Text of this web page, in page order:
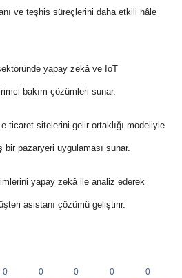
ve teşhis süreçlerini daha etkili hâle
yapay zekâ ve IoT
bakım çözümleri sunar.
e-ticaret sitelerini gelir ortaklığı modeliyle
pazaryeri uygulaması sunar.
yapay zekâ ile analiz ederek
asistanı çözümü geliştirir.